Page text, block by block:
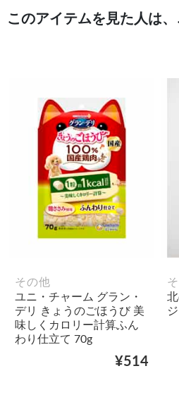
このアイテムを見た人は
その他
ユニ・チャーム グラン・
デリ きょうのごほうび 美
味しくカロリー計算ふん
わり仕立て 70g
¥514